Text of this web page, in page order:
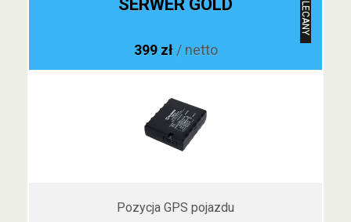
POLECANY
SERWER GOLD
399 zł / netto
Pozycja GPS pojazdu